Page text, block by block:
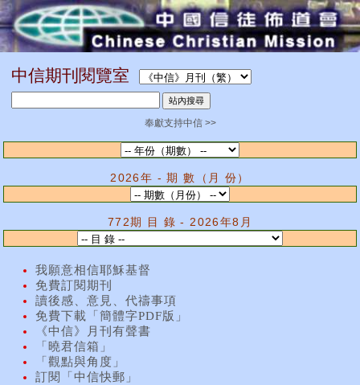
中信期刊閱覽室
奉獻支持中信 >>
2026年 - 期 數（月 份）
772期 目 錄 - 2026年8月
我願意相信耶穌基督
免費訂閱期刊
讀後感、意見、代禱事項
免費下載「簡體字PDF版」
《中信》月刊有聲書
「曉君信箱」
「觀點與角度」
訂閱「中信快郵」